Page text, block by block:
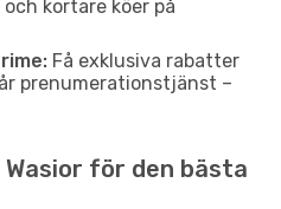
kortare köer på
Få exklusiva rabatter
prenumerationstjänst –
för den bästa